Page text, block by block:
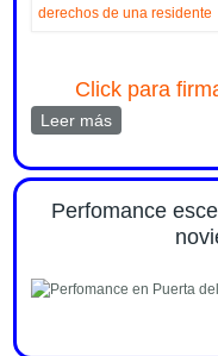
Click para
Leer mássobre Marea
Perfomance